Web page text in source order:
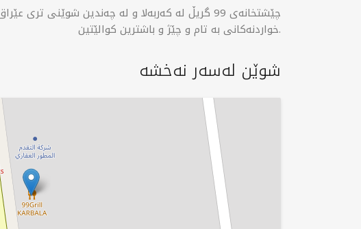
خواردنەکانی بە تام و چێژ و باشترین کوالێتین.
شوێن لەسەر نەخشە